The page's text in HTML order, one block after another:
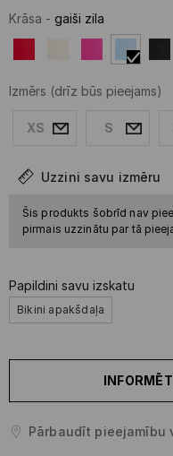
Krāsa - gaiši zila
Izmērs (drīz būs pieejams)
XS S
Uzzini savu izmēru
Šis produkts šobrīd nav
pirmais uzzinātu par tā
Papildini savu izskatu
Bikini apakšdaļa
Pārbaudīt pieejamību